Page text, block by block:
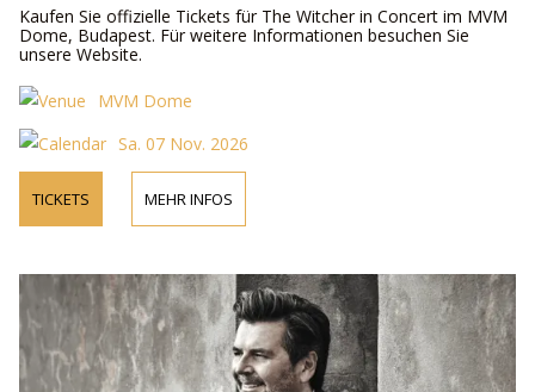
Kaufen Sie offizielle Tickets für The Witcher in Concert im MVM
Dome, Budapest. Für weitere Informationen besuchen Sie
unsere Website.
MVM Dome
Sa. 07 Nov. 2026
TICKETS MEHR INFOS